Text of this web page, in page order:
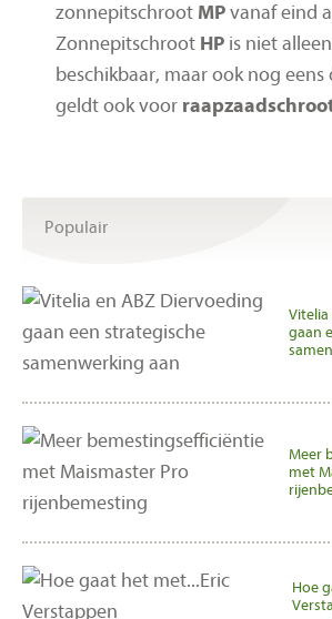
zonnepitschroot MPvanaf eind
Zonnepitschroot HP is niet
beschikbaar, maar ook nog
geldt ook voor
Populair
gaan
Meer
met
Hoe